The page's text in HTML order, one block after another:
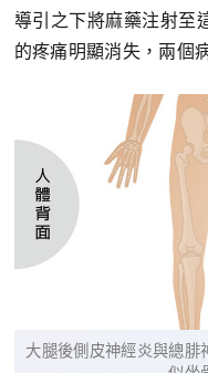
導引之下將麻藥注射至
的疼痛明顯消失，兩個
大腿後側皮神經炎與總腓